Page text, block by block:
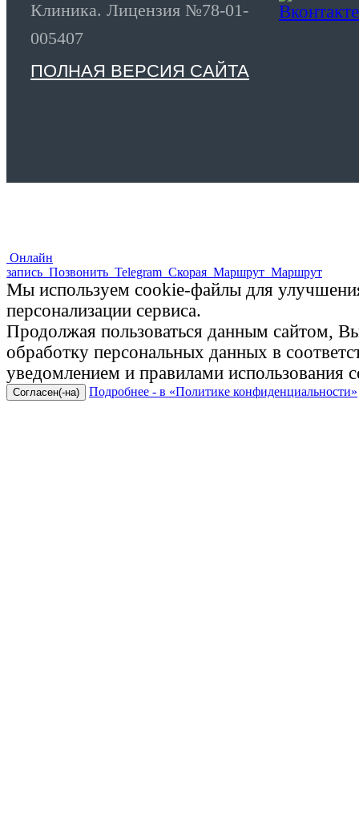
Клиника. Лицензия №78-01-
005407
ПОЛНАЯ ВЕРСИЯ САЙТА
Онлайн
запись Позвонить Telegram Скорая Маршрут Маршрут
Мы используем cookie-файлы для
персонализации сервиса.
Продолжая пользоваться данным сайтом, Вы
обработку персональных данных в
уведомлением и правилами использования
Согласен(-на) Подробнее - в «Политике конфиденциальности»